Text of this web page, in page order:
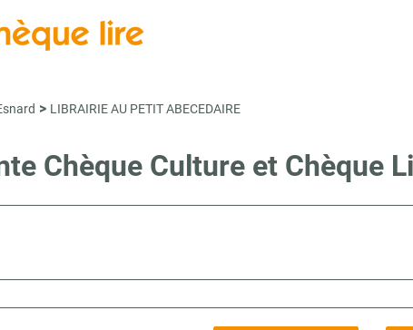
> LIBRAIRIE AU PETIT ABECEDAIRE
Chèque Culture et Chèque